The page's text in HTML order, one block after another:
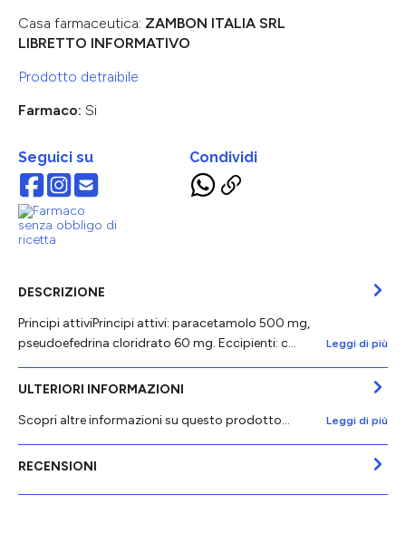
Casa farmaceutica: ZAMBON ITALIA SRL
LIBRETTO INFORMATIVO
Prodotto detraibile
Farmaco: Si
Seguici su Condividi
DESCRIZIONE
Principi attiviPrincipi attivi: paracetamolo 500 mg,
pseudoefedrina cloridrato 60 mg. Eccipienti: c…
Leggi di più
ULTERIORI INFORMAZIONI
Scopri altre informazioni su questo prodotto...
Leggi di più
RECENSIONI